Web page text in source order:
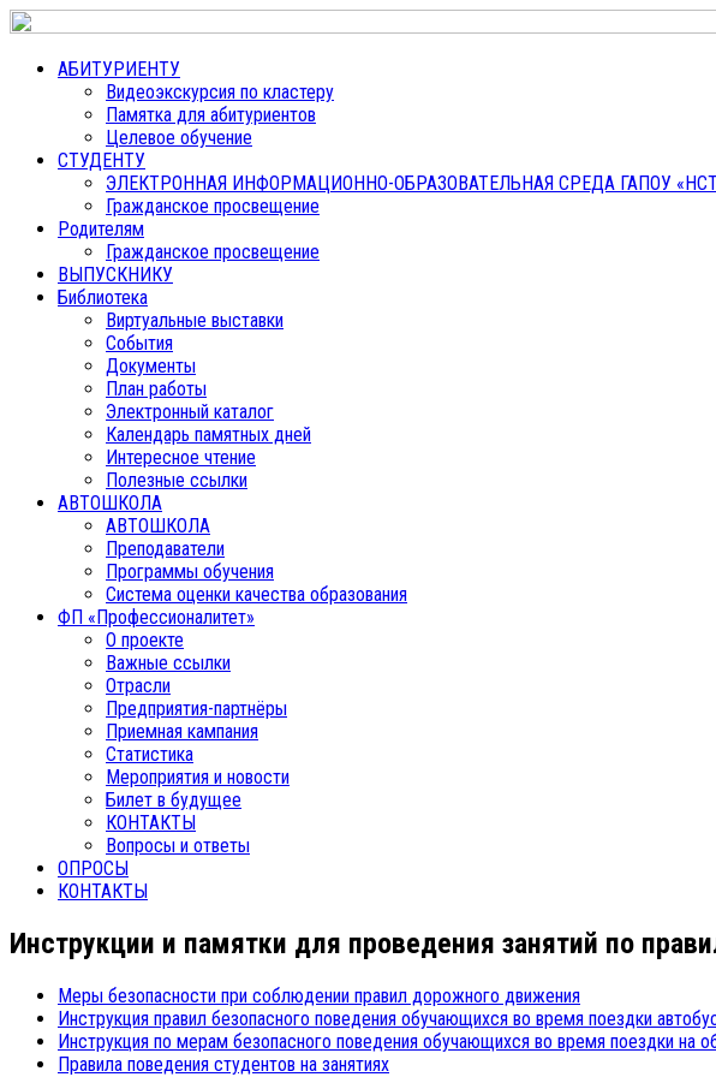
АБИТУРИЕНТУ
Видеоэкскурсия по кластеру
Памятка для абитуриентов
Целевое обучение
СТУДЕНТУ
ЭЛЕКТРОННАЯ ИНФОРМАЦИОННО-ОБРАЗОВАТЕЛЬНАЯ СРЕДА ГАПОУ
Гражданское просвещение
Родителям
Гражданское просвещение
ВЫПУСКНИКУ
Библиотека
Виртуальные выставки
События
Документы
План работы
Электронный каталог
Календарь памятных дней
Интересное чтение
Полезные ссылки
АВТОШКОЛА
АВТОШКОЛА
Преподаватели
Программы обучения
Система оценки качества образования
ФП «Профессионалитет»
О проекте
Важные ссылки
Отрасли
Предприятия-партнёры
Приемная кампания
Статистика
Мероприятия и новости
Билет в будущее
КОНТАКТЫ
Вопросы и ответы
ОПРОСЫ
КОНТАКТЫ
Инструкции и памятки для проведения занятий по
Меры безопасности при соблюдении правил дорожного движения
Инструкция правил безопасного поведения обучающихся во время поездки
Инструкция по мерам безопасного поведения обучающихся во время поездки на
Правила поведения студентов на занятиях